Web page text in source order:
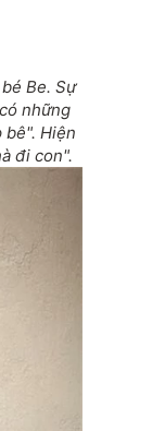
Be. Sự
những
bê". Hiện
đi con".